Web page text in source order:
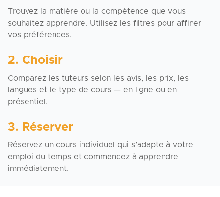
Trouvez la matière ou la compétence que vous
souhaitez apprendre. Utilisez les filtres pour affiner
vos préférences.
2. Choisir
Comparez les tuteurs selon les avis, les prix, les
langues et le type de cours — en ligne ou en
présentiel.
3. Réserver
Réservez un cours individuel qui s’adapte à votre
emploi du temps et commencez à apprendre
immédiatement.